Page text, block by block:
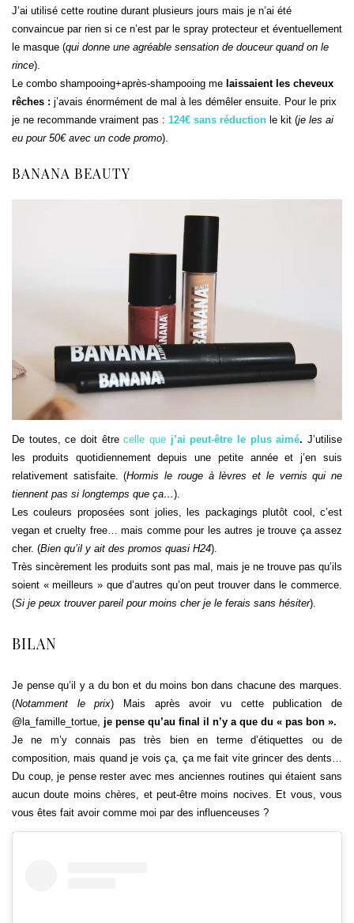
J’ai utilisé cette routine durant plusieurs jours mais je n’ai été
convaincue par rien si ce n’est par le spray protecteur et éventuellement
le masque (qui donne une agréable sensation de douceur quand on le
rince).
Le combo shampooing+après-shampooing me laissaient les cheveux
rêches : j’avais énormément de mal à les démêler ensuite. Pour le prix
je ne recommande vraiment pas : 124€ sans réduction le kit (je les ai
eu pour 50€ avec un code promo).
BANANA BEAUTY
De toutes, ce doit êtrecelle que j’ai peut-être le plus aimé. J’utilise
les produits quotidiennement depuis une petite année et j’en suis
relativement satisfaite. (Hormis le rouge à lèvres et le vernis qui ne
tiennent pas si longtemps que ça…).
Les couleurs proposées sont jolies, les packagings plutôt cool, c’est
vegan et cruelty free… mais comme pour les autres je trouve ça assez
cher. (Bien qu’il y ait des promos quasi H24).
Très sincèrement les produits sont pas mal, mais je ne trouve pas qu’ils
soient « meilleurs » que d’autres qu’on peut trouver dans le commerce.
(Si je peux trouver pareil pour moins cher je le ferais sans hésiter).
BILAN
Je pense qu’il y a du bon et du moins bon dans chacune des marques.
(Notamment le prix) Mais après avoir vu cette publication de
@la_famille_tortue, je pense qu’au final il n’y a que du « pas bon ».
Je ne m’y connais pas très bien en terme d’étiquettes ou de
composition, mais quand je vois ça, ça me fait vite grincer des dents…
Du coup, je pense rester avec mes anciennes routines qui étaient sans
aucun doute moins chères, et peut-être moins nocives. Et vous, vous
vous êtes fait avoir comme moi par des influenceuses ?